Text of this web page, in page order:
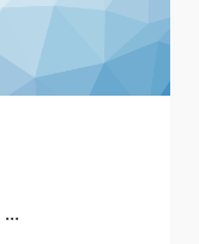
...